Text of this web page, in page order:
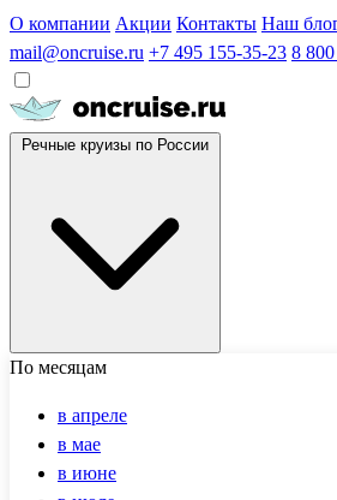
О компании Акции Контакты Наш
mail@oncruise.ru +7 495 155-35-23 8
По месяцам
в апреле
в мае
в июне